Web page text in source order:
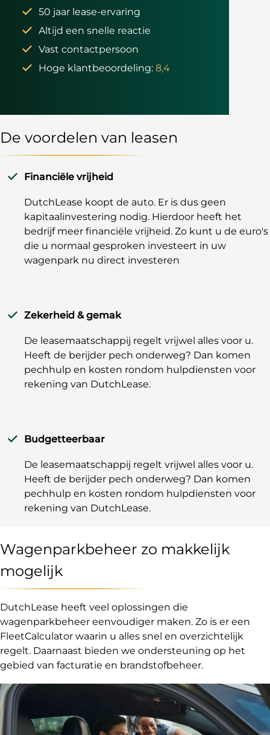
De voordelen van leasen
Financiële vrijheid
DutchLease koopt de auto. Er is dus geen
kapitaalinvestering nodig. Hierdoor heeft het
bedrijf meer financiële vrijheid. Zo kunt u de euro's
die u normaal gesproken investeert in uw
wagenpark nu direct investeren
Zekerheid & gemak
De leasemaatschappij regelt vrijwel alles voor u.
Heeft de berijder pech onderweg? Dan komen
pechhulp en kosten rondom hulpdiensten voor
rekening van DutchLease.
Budgetteerbaar
De leasemaatschappij regelt vrijwel alles voor u.
Heeft de berijder pech onderweg? Dan komen
pechhulp en kosten rondom hulpdiensten voor
rekening van DutchLease.
50 jaar lease-ervaring
Altijd een snelle reactie
Vast contactpersoon
Hoge klantbeoordeling: 8,4
Wagenparkbeheer zo makkelijk
mogelijk
DutchLease heeft veel oplossingen die
wagenparkbeheer eenvoudiger maken. Zo is er een
FleetCalculator waarin u alles snel en overzichtelijk
regelt. Daarnaast bieden we ondersteuning op het
gebied van facturatie en brandstofbeheer.